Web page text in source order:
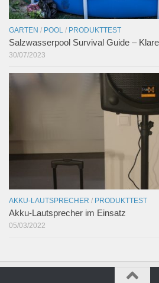
GARTEN / POOL / PRODUKTTEST
Salzwasserpool Survival Guide –
30/07/2023
AKKU-LAUTSPRECHER / PRODUKTTEST
Akku-Lautsprecher im Einsatz
05/03/2022